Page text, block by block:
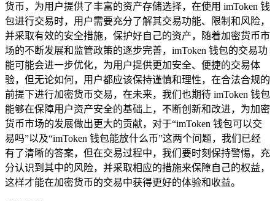
货币，为用户提供了丰富的资产存储选择，在使用 imToken 钱
包进行交易时，用户需要充分了解其交易功能、限制和风险，
并采取有效的安全措施，保护好自己的资产，随着加密货币市
场的不断发展和监管政策的逐步完善，imToken 钱包的交易功
能可能会进一步优化，为用户提供更加安全、便捷的交易体
验，但无论如何，用户都应该保持谨慎和理性，在合法合规的
前提下进行加密货币交易，在未来，我们也期待 imToken 钱包
能够在保障用户资产安全的基础上，不断创新和改进，为加密
货币市场的发展做出更大的贡献，对于“imToken 钱包可以交
易吗”以及“imToken 钱包能放什么币”这两个问题，我们已经
有了清晰的答案，但在交易过程中，我们要时刻保持警惕，充
分认识到其中的风险，并采取相应的措施来保障自己的权益，
这样才能在加密货币的交易中获得更好的体验和收益。